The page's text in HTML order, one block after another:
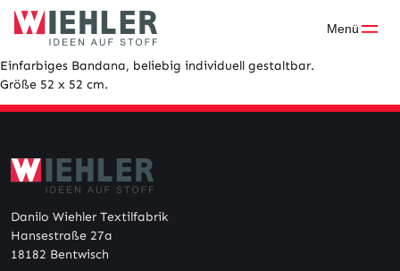
Skip
Menü
Einfarbiges Bandana, beliebig individuell gestaltbar.
Größe 52 x 52 cm.
Danilo Wiehler Textilfabrik
Hansestraße 27a
18182 Bentwisch